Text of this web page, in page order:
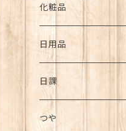
ダイエット
疾患
高血圧
糖尿病
疲れ・痛み
腰痛
ストレス
化粧品
スキンケア・基礎化粧品
メイクアップ用品
大セレブシリーズ
日用品
バスアイテム
その他
日課
毎日の日課
つや